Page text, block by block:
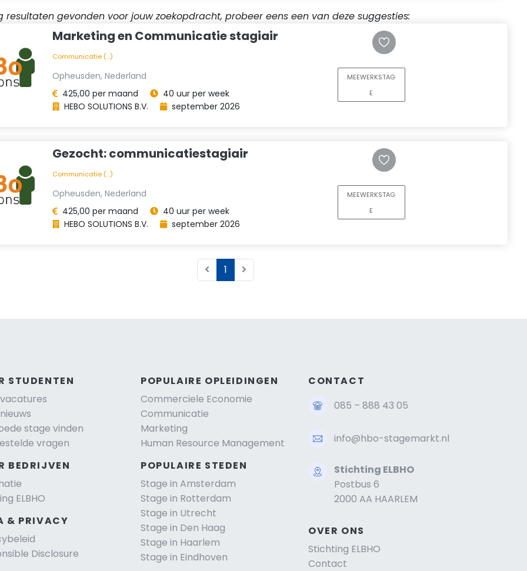
resultaten gevonden voor jouw zoekopdracht, probeer eens een van deze suggesties:
Marketing en Communicatie stagiair
Communicatie (...)
Opheusden, Nederland
425,00 per maand
40 uur per week
HEBO SOLUTIONS B.V.
september 2026
MEEWERKSTAG
E
Gezocht: communicatiestagiair
Communicatie (...)
Opheusden, Nederland
425,00 per maand
40 uur per week
HEBO SOLUTIONS B.V.
september 2026
MEEWERKSTAG
E
1
STUDENTEN
stage vinden
vragen
BEDRIJVEN
ELBHO
& PRIVACY
Disclosure
POPULAIRE OPLEIDINGEN
Commerciele Economie
Communicatie
Marketing
Human Resource Management
POPULAIRE STEDEN
Stage in Amsterdam
Stage in Rotterdam
Stage in Utrecht
Stage in Den Haag
Stage in Haarlem
Stage in Eindhoven
CONTACT
085 – 888 43 05
info@hbo-stagemarkt.nl
Stichting ELBHO
Postbus 6
2000 AA HAARLEM
OVER ONS
Stichting ELBHO
Contact